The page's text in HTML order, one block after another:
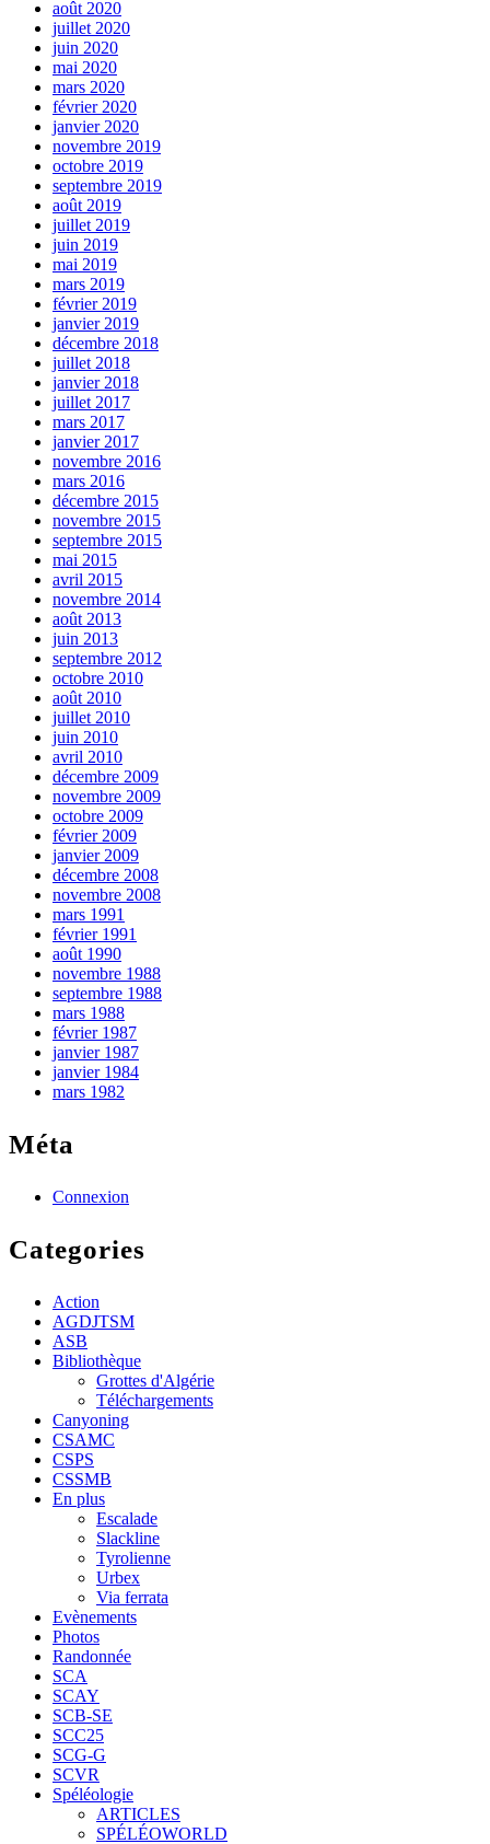
août 2020
juillet 2020
juin 2020
mai 2020
mars 2020
février 2020
janvier 2020
novembre 2019
octobre 2019
septembre 2019
août 2019
juillet 2019
juin 2019
mai 2019
mars 2019
février 2019
janvier 2019
décembre 2018
juillet 2018
janvier 2018
juillet 2017
mars 2017
janvier 2017
novembre 2016
mars 2016
décembre 2015
novembre 2015
septembre 2015
mai 2015
avril 2015
novembre 2014
août 2013
juin 2013
septembre 2012
octobre 2010
août 2010
juillet 2010
juin 2010
avril 2010
décembre 2009
novembre 2009
octobre 2009
février 2009
janvier 2009
décembre 2008
novembre 2008
mars 1991
février 1991
août 1990
novembre 1988
septembre 1988
mars 1988
février 1987
janvier 1987
janvier 1984
mars 1982
Méta
Connexion
Categories
Action
AGDJTSM
ASB
Bibliothèque
Grottes d'Algérie
Téléchargements
Canyoning
CSAMC
CSPS
CSSMB
En plus
Escalade
Slackline
Tyrolienne
Urbex
Via ferrata
Evènements
Photos
Randonnée
SCA
SCAY
SCB-SE
SCC25
SCG-G
SCVR
Spéléologie
ARTICLES
SPÉLÉOWORLD